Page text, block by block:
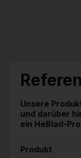
Unsere
und darüber
ein HeBlad-
Produkt